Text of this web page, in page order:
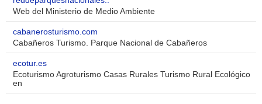
Web del Ministerio de Medio Ambiente
cabanerosturismo.com
Cabañeros Turismo. Parque Nacional de Cabañeros
ecotur.es
Ecoturismo Agroturismo Casas Rurales Turismo Rural Ecológico
en